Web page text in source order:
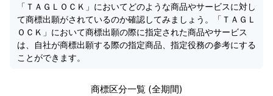
「ＴＡＧＬＯＣＫ」においてどのような商品やサービスに対し
て商標出願がされているのか確認してみましょう。「ＴＡＧＬ
ＯＣＫ」において商標出願の際に指定された商品やサービス
は、自社が商標出願する際の指定商品、指定役務の参考にする
ことができます。
商標区分一覧 (全期間)